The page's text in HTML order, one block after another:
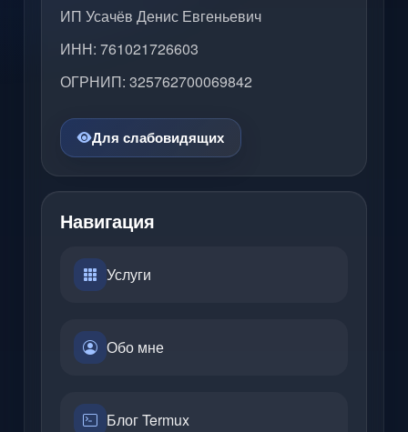
ИП Усачёв Денис Евгеньевич
ИНН: 761021726603
ОГРНИП: 325762700069842
Для слабовидящих
Навигация
Услуги
Обо мне
Блог Termux